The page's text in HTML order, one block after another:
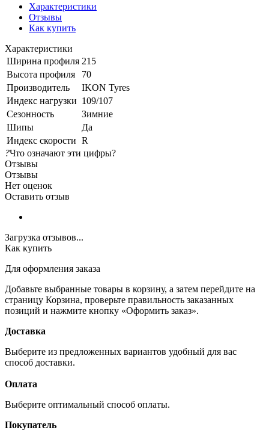
Характеристики
Отзывы
Как купить
Характеристики
Ширина профиля 215
Высота профиля
70
Производитель
IKON Tyres
Индекс нагрузки 109/107
Сезонность
Зимние
Шипы
Да
Индекс скорости R
?Что означают эти цифры?
Отзывы
Отзывы
Нет оценок
Оставить отзыв
Загрузка отзывов...
Как купить
Для оформления заказа
Добавьте выбранные товары в корзину, а затем перейдите на
страницу Корзина, проверьте правильность заказанных
позиций и нажмите кнопку «Оформить заказ».
Доставка
Выберите из предложенных вариантов удобный для вас
способ доставки.
Оплата
Выберите оптимальный способ оплаты.
Покупатель